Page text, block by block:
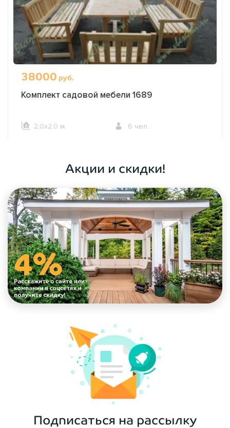
38000 руб.
Комплект садовой мебели 1689
2,0х2,0 м. 6 чел.
Акции и скидки!
Подписаться на рассылку